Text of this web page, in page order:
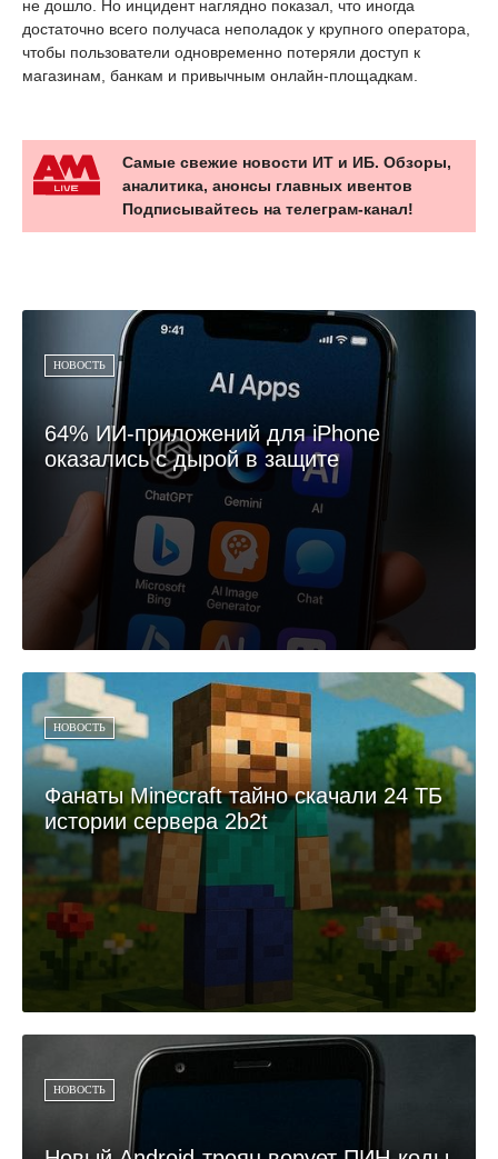
не дошло. Но инцидент наглядно показал, что иногда
достаточно всего получаса неполадок у крупного оператора,
чтобы пользователи одновременно потеряли доступ к
магазинам, банкам и привычным онлайн-площадкам.
Самые свежие новости ИТ и ИБ. Обзоры,
аналитика, анонсы главных ивентов
Подписывайтесь на телеграм-канал!
НОВОСТЬ
64% ИИ-приложений для iPhone
оказались с дырой в защите
НОВОСТЬ
Фанаты Minecraft тайно скачали 24 ТБ
истории сервера 2b2t
НОВОСТЬ